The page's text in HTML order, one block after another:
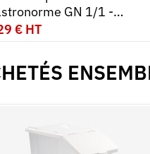
GN 1/1 -
€ HT